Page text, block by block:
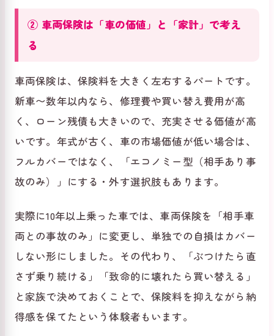
② 車両保険は「車の価値」と「家計」で考え
る
車両保険は、保険料を大きく左右するパートです。
新車〜数年以内なら、修理費や買い替え費用が高
く、ローン残債も大きいので、充実させる価値が高
いです。年式が古く、車の市場価値が低い場合は、
フルカバーではなく、「エコノミー型（相手あり事
故のみ）」にする・外す選択肢もあります。
実際に10年以上乗った車では、車両保険を「相手車
両との事故のみ」に変更し、単独での自損はカバー
しない形にしました。その代わり、「ぶつけたら直
さず乗り続ける」「致命的に壊れたら買い替える」
と家族で決めておくことで、保険料を抑えながら納
得感を保てたという体験者もいます。